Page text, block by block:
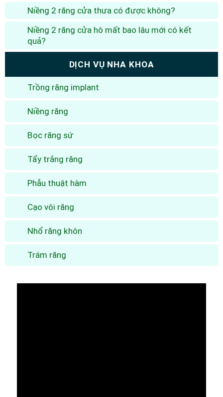
Niềng 2 răng cửa thưa có được không?
Niềng 2 răng cửa hô mất bao lâu mới có kết
quả?
DỊCH VỤ NHA KHOA
Trồng răng implant
Niềng răng
Bọc răng sứ
Tẩy trắng răng
Phẫu thuật hàm
Cạo vôi răng
Nhổ răng khôn
Trám răng